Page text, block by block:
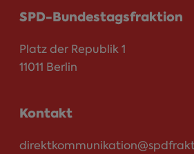
SPD-Bundestagsfraktion
Platz der Republik 1
11011 Berlin
Kontakt